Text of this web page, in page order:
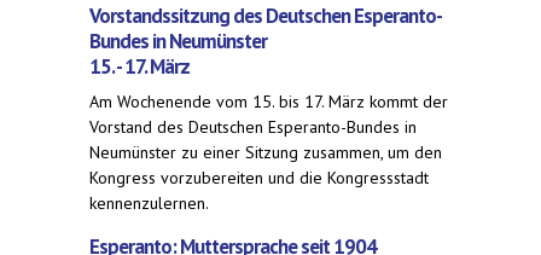
Vorstandssitzung des Deutschen Esperanto-
Bundes in Neumünster
15. - 17. März
Am Wochenende vom 15. bis 17. März kommt der
Vorstand des Deutschen Esperanto-Bundes in
Neumünster zu einer Sitzung zusammen, um den
Kongress vorzubereiten und die Kongressstadt
kennenzulernen.
Esperanto: Muttersprache seit 1904